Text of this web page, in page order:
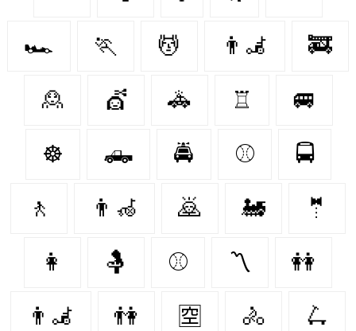
🏎️ 🏃‍ 💆 👨‍🦼‍️ 🚒
🙎 💇‍ 🚓 ♖ 🚐
☸ 🛻 🚔 ⚾️ 🚍
🚶‍ 👨‍🦽 🙇 🚂 🤵‍
👩‍ 🤱 ⚾️ 〽 👭
👨‍🦼 👫 🈳 🚴‍ 🛴